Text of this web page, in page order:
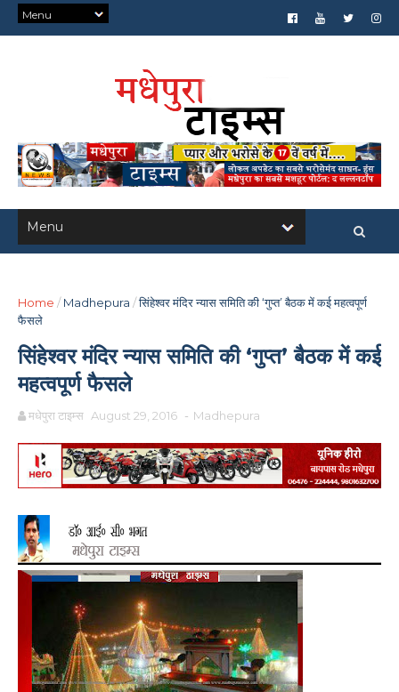
Home / Madhepura /सिंहेश्वर मंदिर न्यास समिति की ‘गुप्त’ बैठक में कई महत्वपूर्ण
फैसले
सिंहेश्वर मंदिर न्यास समिति की ‘गुप्त’ बैठक में कई
महत्वपूर्ण फैसले
मधेपुरा टाइम्स August 29, 2016 - Madhepura